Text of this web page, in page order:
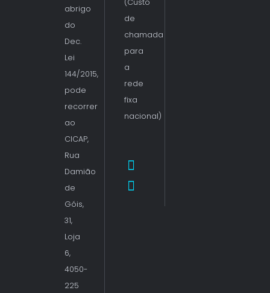
abrigo
do
Dec.
Lei
144/2015,
pode
recorrer
ao
CICAP,
Rua
Damião
de
Góis,
31,
Loja
6,
4050-
225
(Custo
de
chamada
para
a
rede
fixa
nacional)